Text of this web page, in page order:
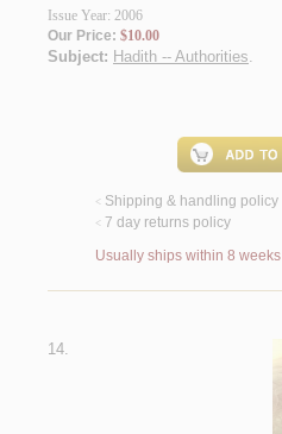
Issue Year: 2006
Our Price: $10.00
Subject: Hadith -- Authorities.
< Shipping & handling policy
< 7 day returns policy
Usually ships within 8 weeks
14.